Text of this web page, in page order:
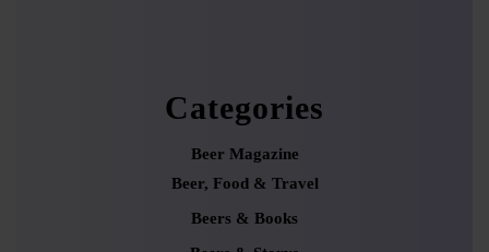
Categories
Beer Magazine
Beer, Food & Travel
Beers & Books